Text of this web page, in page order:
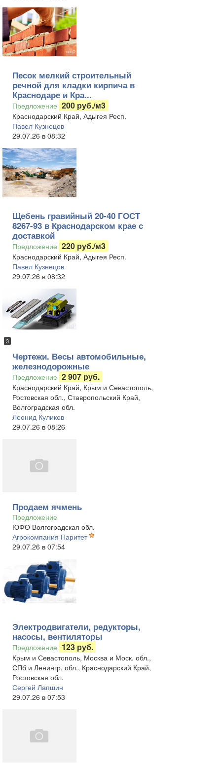
Песок мелкий строительный
речной для кладки кирпича в
Краснодаре и Кра...
Предложение 200 руб./м3
Краснодарский Край, Адыгея Респ.
Павел Кузнецов
29.07.26 в 08:32
Щебень гравийный 20-40 ГОСТ
8267-93 в Краснодарском крае с
доставкой
Предложение 220 руб./м3
Краснодарский Край, Адыгея Респ.
Павел Кузнецов
29.07.26 в 08:32
3
Чертежи. Весы автомобильные,
железнодорожные
Предложение 2 907 руб.
Краснодарский Край, Крым и Севастополь,
Ростовская обл., Ставропольский Край,
Волгоградская обл.
Леонид Куликов
29.07.26 в 08:26
Продаем ячмень
Предложение
ЮФО Волгоградская обл.
Агрокомпания Паритет
29.07.26 в 07:54
Электродвигатели, редукторы,
насосы, вентиляторы
Предложение 123 руб.
Крым и Севастополь, Москва и Моск. обл.,
СПб и Ленингр. обл., Краснодарский Край,
Ростовская обл.
Сергей Лапшин
29.07.26 в 07:53